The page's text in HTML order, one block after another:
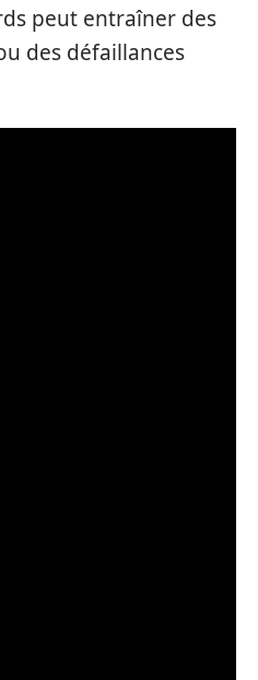
peut entraîner des
des défaillances